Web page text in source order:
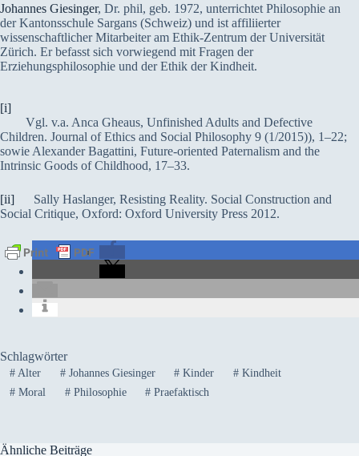
Johannes Giesinger, Dr. phil, geb. 1972, unterrichtet Philosophie an
der Kantonsschule Sargans (Schweiz) und ist affiliierter
wissenschaftlicher Mitarbeiter am Ethik-Zentrum der Universität
Zürich. Er befasst sich vorwiegend mit Fragen der
Erziehungsphilosophie und der Ethik der Kindheit.
[i]
Vgl. v.a. Anca Gheaus, Unfinished Adults and Defective
Children. Journal of Ethics and Social Philosophy 9 (1/2015)), 1–22;
sowie Alexander Bagattini, Future-oriented Paternalism and the
Intrinsic Goods of Childhood, 17–33.
[ii] Sally Haslanger, Resisting Reality. Social Construction and
Social Critique, Oxford: Oxford University Press 2012.
Schlagwörter
#Alter #Johannes Giesinger # Kinder # Kindheit
#Moral #Philosophie # Praefaktisch
Ähnliche Beiträge